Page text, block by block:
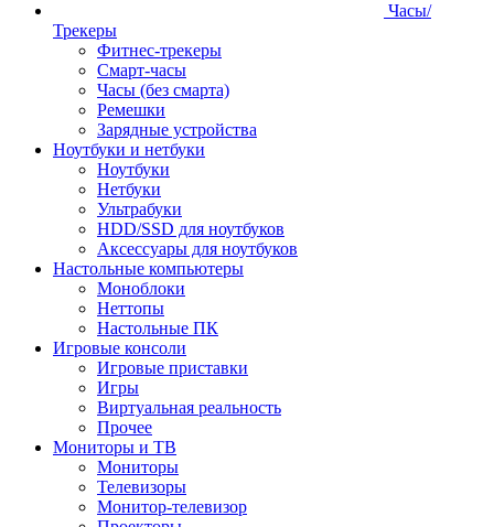
Часы/
Трекеры
Фитнес-трекеры
Смарт-часы
Часы (без смарта)
Ремешки
Зарядные устройства
Ноутбуки и нетбуки
Ноутбуки
Нетбуки
Ультрабуки
HDD/SSD для ноутбуков
Аксессуары для ноутбуков
Настольные компьютеры
Моноблоки
Неттопы
Настольные ПК
Игровые консоли
Игровые приставки
Игры
Виртуальная реальность
Прочее
Мониторы и ТВ
Мониторы
Телевизоры
Монитор-телевизор